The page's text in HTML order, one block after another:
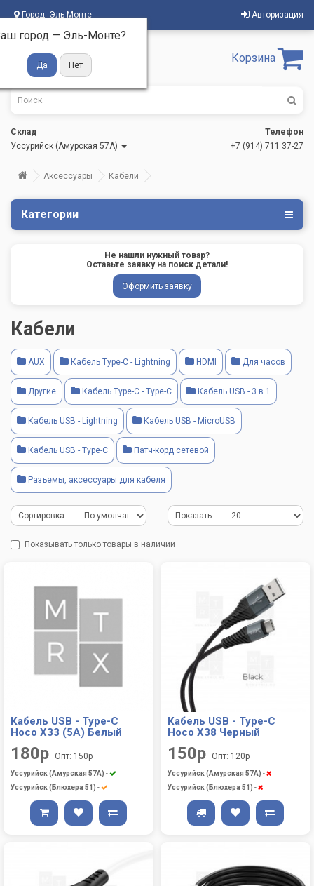
Город: Эль-Монте
город — Эль-Монте?
Авторизация
Корзина
Склад
Уссурийск (Амурская 57А)
Телефон
+7 (914) 711 37-27
Аксессуары Кабели
Категории
Не нашли нужный товар?
Оставьте заявку на поиск детали!
Оформить заявку
Кабели
AUX Кабель Type-C - Lightning HDMI Для часов
Другие Кабель Type-C - Type-C Кабель USB - 3 в 1
Кабель USB - Lightning Кабель USB - MicroUSB
Кабель USB - Type-C Патч-корд сетевой
Разъемы, аксессуары для кабеля
Сортировка: Показать:
Показывать только товары в наличии
Кабель USB - Type-C
Hoco X33 (5A) Белый
180р Опт: 150р
Уссурийск (Амурская 57А) -
Уссурийск (Блюхера 51) -
Кабель USB - Type-C
Hoco X38 Черный
150р Опт: 120р
Уссурийск (Амурская 57А) -
Уссурийск (Блюхера 51) -